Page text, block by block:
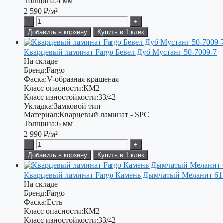
2 590 ₽/м²
-
+
Добавить в корзину
Купить в 1 клик
Кварцевый ламинат Fargo Бевел Дуб Мустанг 50-7009-7
На складе
Бренд:Fargo
Фаска:V-образная крашеная
Класс опасности:КМ2
Класс изностойкости:33/42
Укладка:Замковой тип
Материал:Кварцевый ламинат - SPC
Толщина:6 мм
2 990 ₽/м²
-
+
Добавить в корзину
Купить в 1 клик
Кварцевый ламинат Fargo Камень Дымчатый Меланит
На складе
Бренд:Fargo
Фаска:Есть
Класс опасности:КМ2
Класс изностойкости:33/42